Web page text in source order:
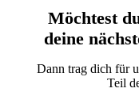
Möchtest
deine
Dann trag dich für
Teil